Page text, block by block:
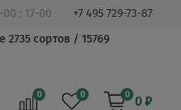
00 : 17-00
+7 495 729-73-87
2735 сортов / 15769
0 0 0 0 ₽